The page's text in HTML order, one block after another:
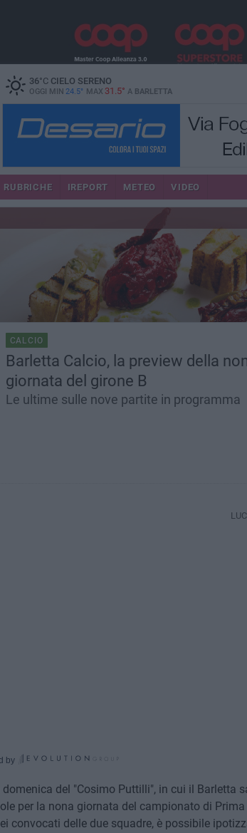
36°CCIELO SERENO
OGGI MIN 24.5° MAX 31.5° A BARLETTA
RUBRICHE IREPORT METEO VIDEO
CALCIO
Barletta Calcio, la preview della
giornata del girone B
Le ultime sulle nove partite in programma
by
del "Cosimo Puttilli", in cui il Barletta
per la nona giornata del campionato di Prima
convocati delle due squadre, è possibile